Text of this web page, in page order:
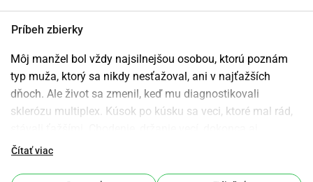
Príbeh zbierky
Môj manžel bol vždy najsilnejšou osobou, ktorú poznám
typ muža, ktorý sa nikdy nesťažoval, ani v najťažších
dňoch. Ale život sa zmenil, keď mu diagnostikovali
sklerózu multiplex. Kúsok po kúsku sa veci, ktoré mal rád,
jednoduché každodenné úlohy začali vyžadovať viac sily,
Čítať viac